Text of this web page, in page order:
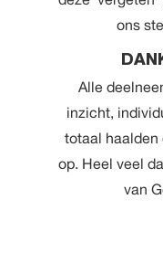
ons
Alle
inzicht,
totaal haalden
op. Heel veel
van